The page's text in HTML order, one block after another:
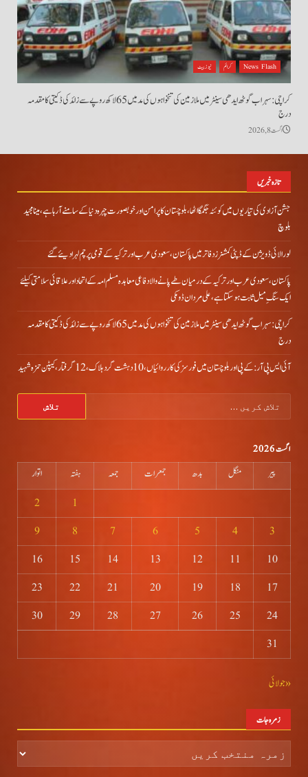
News Flash کرائم نیوز بیٹ
کراچی: سہراب گوٹھ ایدھی سینٹر میں ملازمین کی تنخواہوں کی مد میں 65 لاکھ روپے سے زائد کی ڈکیتی کا مقدمہ
درج
اگست 8, 2026
تازہ خبریں
جشن آزادی کی تیاریوں میں کوئٹہ جگمگا اٹھا، بلوچستان کا پرامن اور خوبصورت چہرہ دنیا کے سامنے آ رہا ہے، مینا مجید
بلوچ
لورالائی ڈویژن کے ڈپٹی کمشنرز دفاتر میں پاکستان، سعودی عرب اور ترکیہ کے قومی پرچم لہرا دیئے گئے
پاکستان، سعودی عرب اور ترکیہ کے درمیان طے پانے والا دفاعی معاہدہ مسلم امہ کے اتحاد اور علاقائی سلامتی کیلئے
ایک سنگِ میل ثابت ہو سکتا ہے، علی مردان ڈومکی
کراچی: سہراب گوٹھ ایدھی سینٹر میں ملازمین کی تنخواہوں کی مد میں 65 لاکھ روپے سے زائد کی ڈکیتی کا مقدمہ
درج
آئی ایس پی آر: کے پی اور بلوچستان میں فورسز کی کارروائیاں، 10 دہشت گرد ہلاک، 12 گرفتار، کیپٹن حمزہ شہید
کریں
اگست 2026
پیر منگل بدھ جمعرات جمعہ ہفتہ
اتوار
1
2
3
4
5
6
7
8
9
10
11
12
13
14
15
16
17
18
19
20
21
22
23
24
25
26
27
28
29
30
31
« جولائی
زمرہ جات
جات